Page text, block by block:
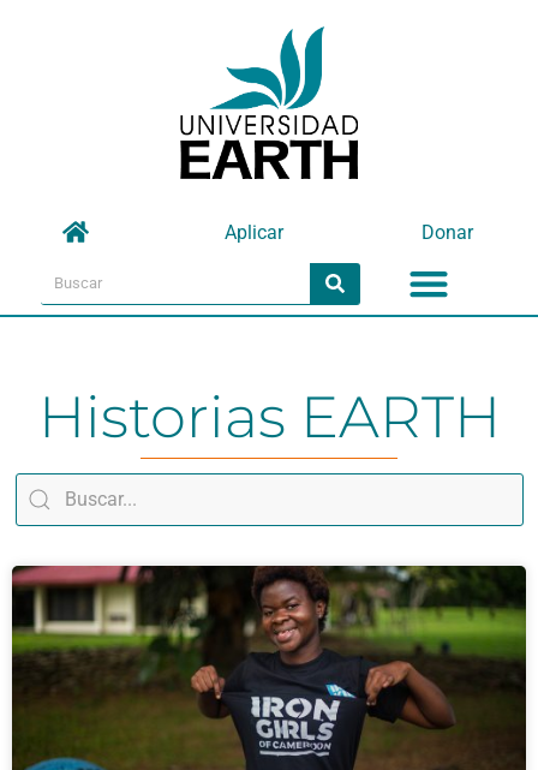
Aplicar Donar
Search Search Menu
Historias EARTH
PagePagePage PagePagePagePagePagePagePage